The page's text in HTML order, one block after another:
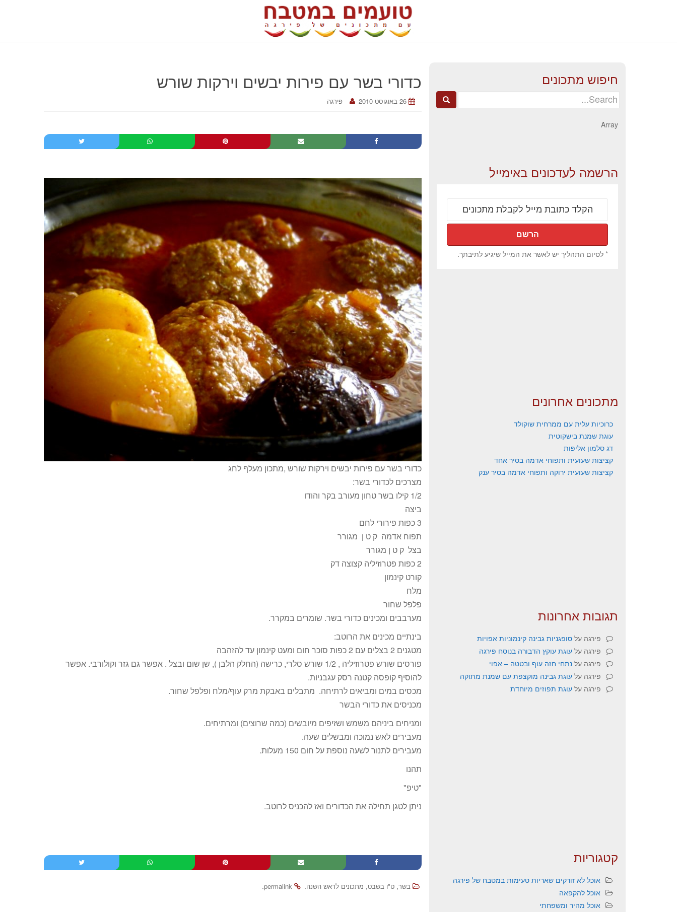
כדורי בשר עם פירות יבשים וירקות שורש
26 באוגוסט 2010 פירגה
כדורי בשר עם פירות יבשים וירקות שורש ,מתכון מעלף לחג
מצרכים לכדורי בשר:
1/2 קילו בשר טחון מעורב בקר והודו
ביצה
3 כפות פירורי לחם
תפוח אדמה ק ט ן מגורר
בצל ק ט ן מגורר
2 כפות פטרוזיליה קצוצה דק
קורט קינמון
מלח
פלפל שחור
מערבבים ומכינים כדורי בשר. שומרים במקרר.
בינתיים מכינים את הרוטב:
מטגנים 2 בצלים עם 2 כפות סוכר חום ומעט קינמון עד להזהבה
פורסים שורש פטרוזיליה , 1/2 שורש סלרי, כרישה (החלק הלבן ), שן שום ובצל . אפשר גם גזר וקולורבי. אפשר
להוסיף קופסה קטנה רסק עגבניות.
מכסים במים ומביאים לרתיחה. מתבלים באבקת מרק עוף/מלח ופלפל שחור.
מכניסים את כדורי הבשר
ומניחים ביניהם משמש ושזיפים מיובשים (כמה שרוצים) ומרתיחים.
מעבירים לאש נמוכה ומבשלים שעה.
מעבירים לתנור לשעה נוספת על חום 150 מעלות.
תהנו
"טיפ"
ניתן לטגן תחילה את הכדורים ואז להכניס לרוטב.
בשר, ט"ו בשבט, מתכונים לראש השנה.
permalink
.
חיפוש מתכונים
Search
Array
הרשמה לעדכונים באימייל
* לסיום התהליך יש לאשר את המייל שיגיע לתיבתך.
מתכונים אחרונים
כרוכיות עלית עם ממרחית שוקולד
עוגת שמנת בישקוטית
דג סלמון אליפות
קציצות שעועית ותפוחי אדמה בסיר אחד
קציצות שעועית ירוקה ותפוחי אדמה בסיר ענק
תגובות אחרונות
פירגה על סופגניות גבינה קינמוניות אפויות
פירגה על עוגת עוקץ הדבורה בנוסח פירגה
פירגה על נתחי חזה עוף ובטטה – אפוי
פירגה על עוגת גבינה מוקצפת עם שמנת מתוקה
פירגה על עוגת תפוזים מיוחדת
קטגוריות
אוכל לא זורקים שאריות טעימות במטבח של פירגה
אוכל להקפאה
אוכל מהיר ומשפחתי